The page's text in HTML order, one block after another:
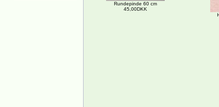
Rundepinde 60 cm
45,00DKK